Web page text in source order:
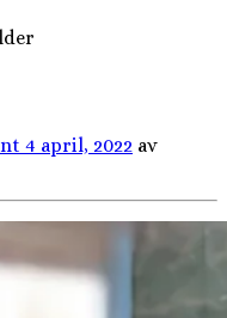
4 april, 2022 av